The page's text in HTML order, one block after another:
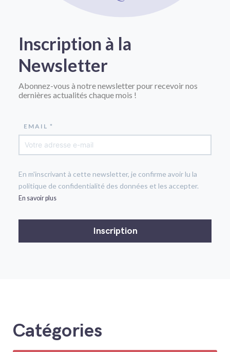
Inscription à la
Newsletter
Abonnez-vous à notre newsletter pour recevoir nos
dernières actualités chaque mois !
EMAIL *
En m'inscrivant à cette newsletter, je confirme avoir lu la
politique de confidentialité des données et les accepter.
En savoir plus
Catégories